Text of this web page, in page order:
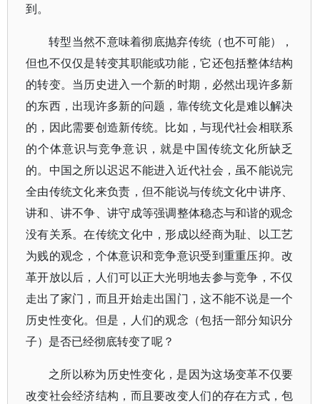
到。
转型当然不意味着彻底抛弃传统（也不可能），
但也不仅仅是转变其职能或功能，它还包括整体结构
的转变。当历史进入一个新的时期，必然出现许多新
的东西，出现许多新的问题，靠传统文化是难以解决
的，因此需要创造新传统。比如，与现代社会相联系
的个体意识与竞争意识，就是中国传统文化所缺乏
的。中国之所以迟迟不能进入近代社会，虽不能说完
全由传统文化来负责，但不能说与传统文化中讲序、
讲和、讲不争、讲守成等强调整体稳态与和谐的观念
没有关系。在传统文化中，形成以经商为耻、以工艺
为贱的观念，个体意识和竞争意识受到重重压抑。改
革开放以后，人们可以正大光明地去参与竞争，不仅
走出了家门，而且开始走出国门，这不能不说是一个
历史性变化。但是，人们的观念（包括一部分知识分
子）是否已经彻底转变了呢？
之所以称为历史性变化，是因为这场变革不仅要
改变社会经济结构，而且要改变人们的存在方式，包